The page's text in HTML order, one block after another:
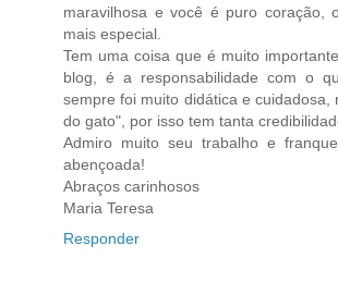
maravilhosa e você é puro coração,
mais especial.
Tem uma coisa que é muito
blog, é a responsabilidade com o
sempre foi muito didática e cuidadosa,
do gato", por isso tem tanta
Admiro muito seu trabalho e
abençoada!
Abraços carinhosos
Maria Teresa
Responder